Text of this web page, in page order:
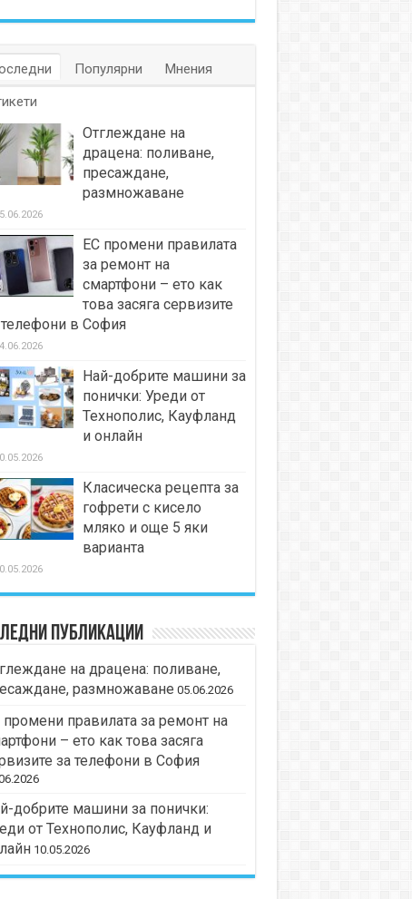
Популярни
Мнения
Отглеждане на
драцена: поливане,
пресаждане,
размножаване
ЕС промени правилата
за ремонт на
смартфони – ето как
това засяга сервизите
телефони в София
Най-добрите машини за
понички: Уреди от
Технополис, Кауфланд
и онлайн
Класическа рецепта за
гофрети с кисело
мляко и още 5 яки
варианта
публикации
на драцена: поливане,
размножаване 05.06.2026
промени правилата за ремонт на
– ето как това засяга
за телефони в София
добрите машини за понички:
от Технополис, Кауфланд и
10.05.2026